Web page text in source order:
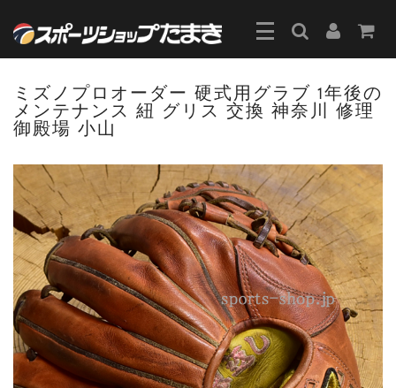
ミズノプロオーダー 硬式用グラブ 1年後の
メンテナンス 紐 グリス 交換 神奈川 修理
御殿場 小山